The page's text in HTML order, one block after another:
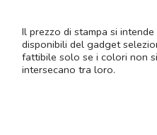
Il prezzo di stampa si
disponibili del gadget
fattibile solo se i colori non
intersecano tra loro.